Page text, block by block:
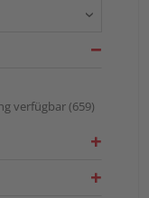
verfügbar(659)